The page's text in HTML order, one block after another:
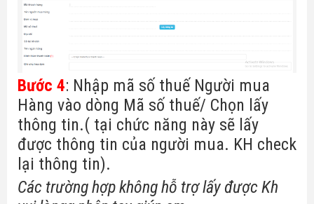
Bước 4: Nhập mã số thuế Người mua
Hàng vào dòng Mã số thuế/ Chọn lấy
thông tin.( tại chức năng này sẽ lấy
được thông tin của người mua. KH check
lại thông tin).
Các trường hợp không hỗ trợ lấy được Kh